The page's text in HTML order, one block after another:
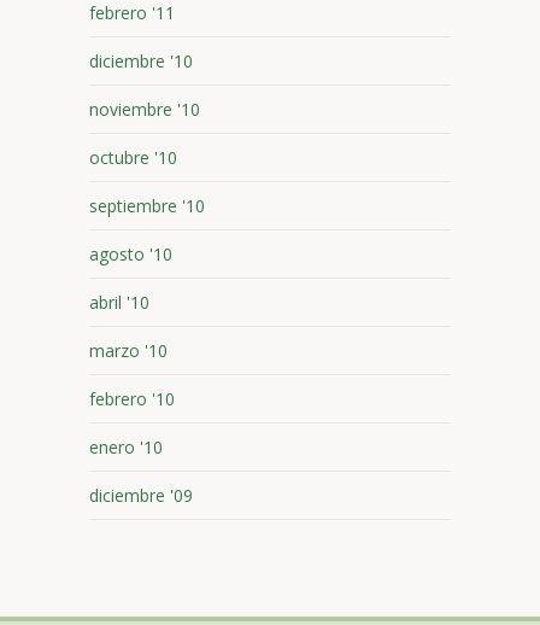
febrero '11
diciembre '10
noviembre '10
octubre '10
septiembre '10
agosto '10
abril '10
marzo '10
febrero '10
enero '10
diciembre '09